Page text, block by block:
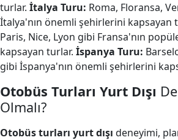
turlar. İtalya Turu: Roma, Floransa,
İtalya'nın önemli şehirlerini kapsayan
Paris, Nice, Lyon gibi Fransa'nın
kapsayan turlar. İspanya Turu:
gibi İspanya'nın önemli şehirlerini
Otobüs Turları Yurt Dışı
Olmalı?
Otobüs turları yurt dışı deneyimi,